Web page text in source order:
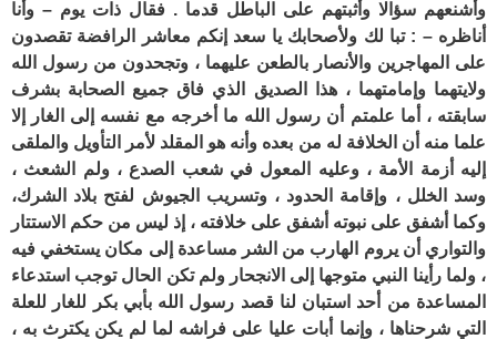
وأشنعهم سؤالا وأثبتهم على الباطل قدما . فقال ذات يوم – وأنا
أناظره – : تبا لك ولأصحابك يا سعد إنكم معاشر الرافضة تقصدون
على المهاجرين والأنصار بالطعن عليهما ، وتجحدون من رسول الله
ولايتهما وإمامتهما ، هذا الصديق الذي فاق جميع الصحابة بشرف
سابقته ، أما علمتم أن رسول الله ما أخرجه مع نفسه إلى الغار إلا
علما منه أن الخلافة له من بعده وأنه هو المقلد لأمر التأويل والملقى
إليه أزمة الأمة ، وعليه المعول في شعب الصدع ، ولم الشعث ،
وسد الخلل ، وإقامة الحدود ، وتسريب الجيوش لفتح بلاد الشرك،
وكما أشفق على نبوته أشفق على خلافته ، إذ ليس من حكم الاستتار
والتواري أن يروم الهارب من الشر مساعدة إلى مكان يستخفي فيه
، ولما رأينا النبي متوجها إلى الانجحار ولم تكن الحال توجب استدعاء
المساعدة من أحد استبان لنا قصد رسول الله بأبي بكر للغار للعلة
التي شرحناها ، وإنما أبات عليا على فراشه لما لم يكن يكترث به ،